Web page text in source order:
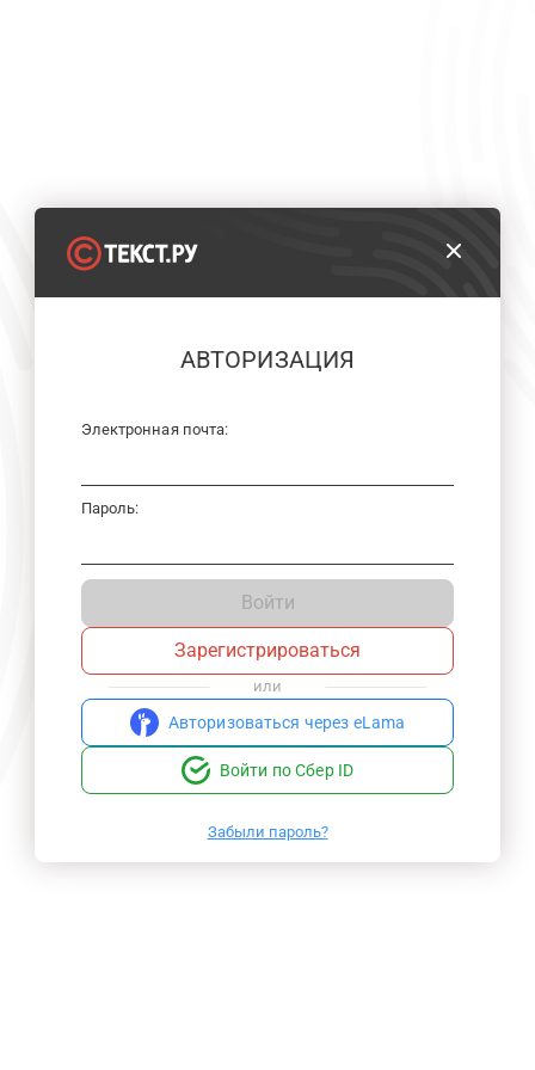
АВТОРИЗАЦИЯ
Электронная почта:
Пароль:
Войти
Зарегистрироваться
или
Авторизоваться через eLama
Войти по Сбер ID
Забыли пароль?